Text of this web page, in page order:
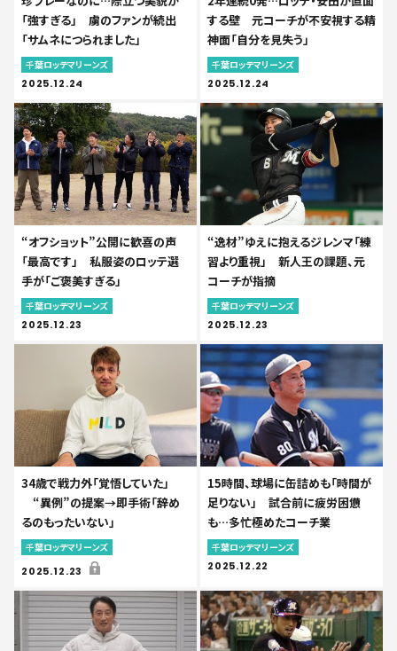
「強すぎる」 虜のファンが続出
「サムネにつられました」
千葉ロッテマリーンズ
2025.12.24
する壁 元コーチが不安視する精
神面「自分を見失う」
千葉ロッテマリーンズ
2025.12.24
“オフショット”公開に歓喜の声
「最高です」 私服姿のロッテ選
手が「ご褒美すぎる」
千葉ロッテマリーンズ
2025.12.23
“逸材”ゆえに抱えるジレンマ「練
習より重視」 新人王の課題、元
コーチが指摘
千葉ロッテマリーンズ
2025.12.23
34歳で戦力外「覚悟していた」
“異例”の提案→即手術「辞め
るのもったいない」
千葉ロッテマリーンズ
2025.12.23
15時間、球場に缶詰めも「時間が
足りない」 試合前に疲労困憊
も…多忙極めたコーチ業
千葉ロッテマリーンズ
2025.12.22